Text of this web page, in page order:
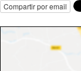
Compartir por email